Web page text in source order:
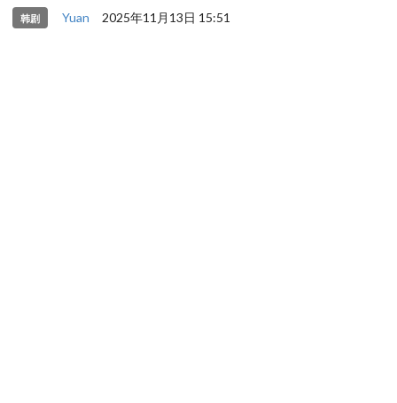
韩剧 Yuan 2025年11月13日 15:51